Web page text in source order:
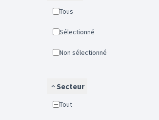
Tous
Sélectionné
Non sélectionné
Secteur
Tout